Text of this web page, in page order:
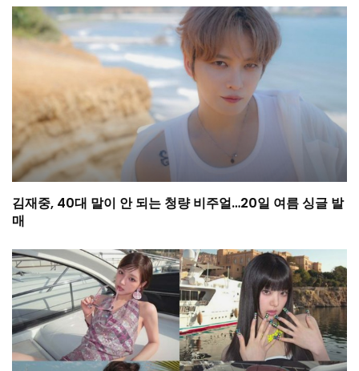
김재중, 40대 말이 안 되는 청량 비주얼…20일 여름 싱글 발
매